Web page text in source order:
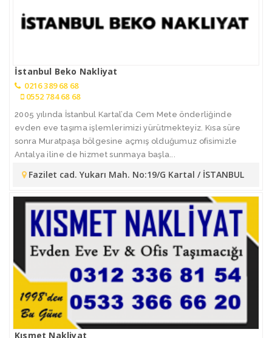
İstanbul Beko Nakliyat
0216 389 68 68
0552 784 68 68
2005 yılında İstanbul Kartal’da Cem Mete önderliğinde
evden eve taşıma işlemlerimizi yürütmekteyiz. Kısa süre
sonra Muratpaşa bölgesine açmış olduğumuz ofisimizle
Antalya iline de hizmet sunmaya başla...
Fazilet cad. Yukarı Mah. No:19/G Kartal / İSTANBUL
Kısmet Nakliyat